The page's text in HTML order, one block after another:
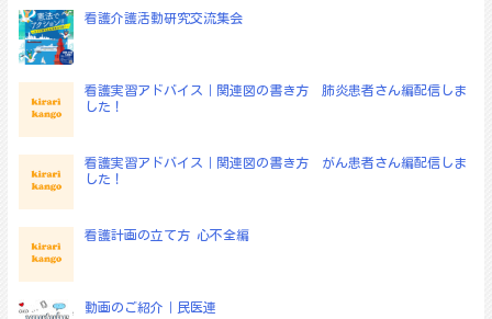
シ
ョ
ン
看護介護活動研究交流集会
看護実習アドバイス｜関連図の書き方 肺炎患者さん編配信しま
した！
看護実習アドバイス｜関連図の書き方 がん患者さん編配信しま
した！
看護計画の立て方 心不全編
動画のご紹介｜民医連